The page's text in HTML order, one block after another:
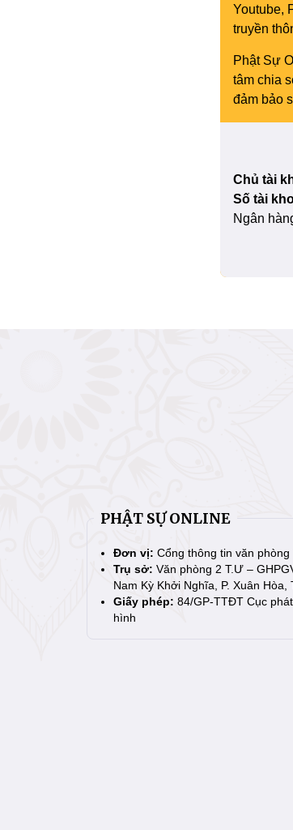
Youtube,
truyền
Phật Sự
tâm chia
đảm bảo
Chủ tài
Số tài
Ngân
PHẬT SỰ ONLINE
Đơn vị: Cổng thông tin văn
Trụ sở: Văn phòng 2 T.Ư –
Nam Kỳ Khởi Nghĩa, P. Xuân Hòa,
Giấy phép: 84/GP-TTĐT Cục
hình